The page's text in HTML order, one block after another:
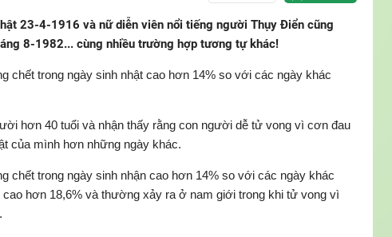
23-4-1916 và nữ diễn viên nổi tiếng người Thụy Điển cũng
8-1982... cùng nhiều trường hợp tương tự khác!
chết trong ngày sinh nhật cao hơn 14% so với các ngày khác
hơn 40 tuổi và nhận thấy rằng con người dễ tử vong vì cơn đau
của mình hơn những ngày khác.
chết trong ngày sinh nhận cao hơn 14% so với các ngày khác
hơn 18,6% và thường xảy ra ở nam giới trong khi tử vong vì